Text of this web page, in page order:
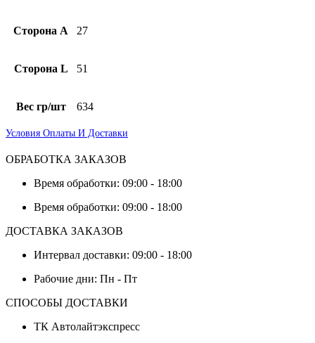
Сторона А 27
Сторона L 51
Вес гр/шт 634
Условия Оплаты И Доставки
ОБРАБОТКА ЗАКАЗОВ
Время обработки: 09:00 - 18:00
Время обработки: 09:00 - 18:00
ДОСТАВКА ЗАКАЗОВ
Интервал доставки: 09:00 - 18:00
Рабочие дни: Пн - Пт
СПОСОБЫ ДОСТАВКИ
ТК Автолайтэкспресс